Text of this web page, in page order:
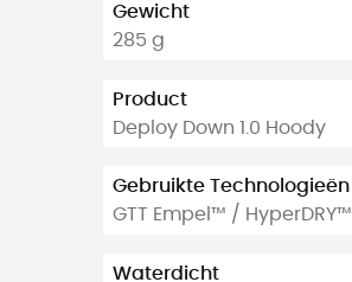
Gewicht
285 g
Product
Deploy Down 1.0 Hoody
Gebruikte Technologieën
GTT Empel™ / HyperDRY™
Waterdicht